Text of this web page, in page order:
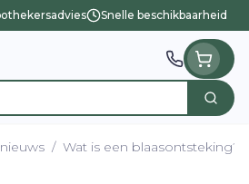
Snelle beschikbaarheid
Zoek
/ Wat is een blaasontsteking?